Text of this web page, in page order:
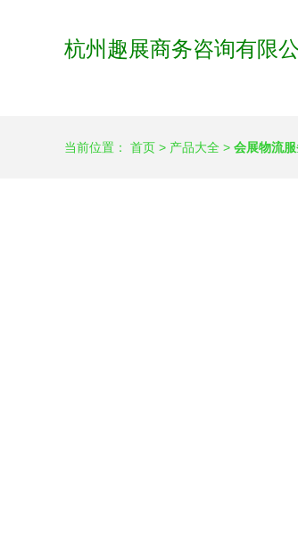
杭州趣展商务咨询有限
当前位置： 首页 > 产品大全 > 会展物流